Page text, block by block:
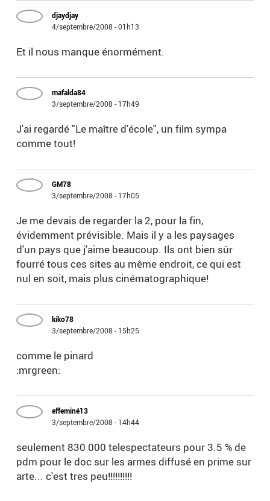
djaydjay
4/septembre/2008 - 01h13
Et il nous manque énormément.
mafalda84
3/septembre/2008 - 17h49
J'ai regardé "Le maître d'école", un film sympa
comme tout!
GM78
3/septembre/2008 - 17h05
Je me devais de regarder la 2, pour la fin,
évidemment prévisible. Mais il y a les paysages
d'un pays que j'aime beaucoup. Ils ont bien sûr
fourré tous ces sites au même endroit, ce qui est
nul en soit, mais plus cinématographique!
kiko78
3/septembre/2008 - 15h25
comme le pinard
:mrgreen:
effeminé13
3/septembre/2008 - 14h44
seulement 830 000 telespectateurs pour 3.5 % de
pdm pour le doc sur les armes diffusé en prime sur
arte... c'est tres peu!!!!!!!!!!